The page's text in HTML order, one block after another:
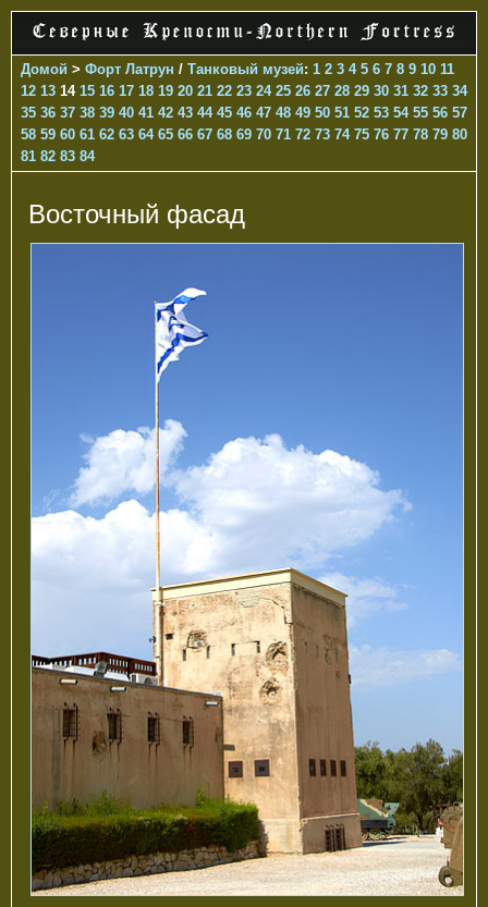
Домой > Форт Латрун / Танковый музей: 1 2 3 4 5 6 7 8 9 10 11
12 13 14 15 16 17 18 19 20 21 22 23 24 25 26 27 28 29 30 31 32 33 34
35 36 37 38 39 40 41 42 43 44 45 46 47 48 49 50 51 52 53 54 55 56 57
58 59 60 61 62 63 64 65 66 67 68 69 70 71 72 73 74 75 76 77 78 79 80
81 82 83 84
Восточный фасад